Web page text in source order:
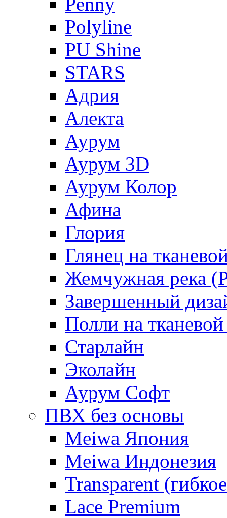
Polyline
PU Shine
STARS
Адрия
Алекта
Аурум
Аурум 3D
Аурум Колор
Афина
Глория
Глянец на
Жемчужная река
Завершенный
Полли на
Старлайн
Эколайн
Аурум Софт
ПВХ без основы
Meiwa Япония
Meiwa Индонезия
Transparent
Lace Premium